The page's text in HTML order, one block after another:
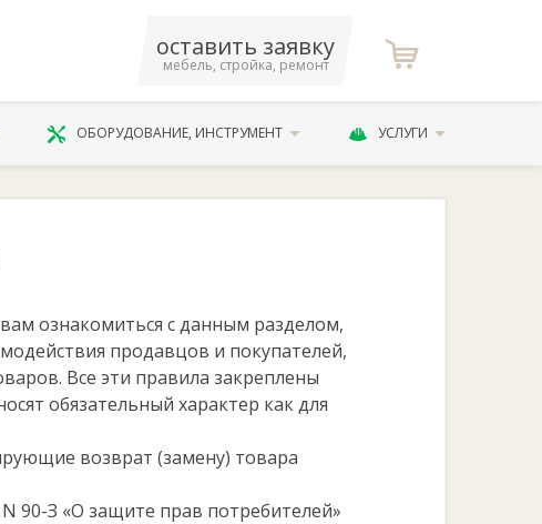
оставить заявку
мебель, стройка, ремонт
ОБОРУДОВАНИЕ, ИНСТРУМЕНТ УСЛУГИ
ознакомиться с данным разделом,
продавцов и покупателей,
Все эти правила закреплены
обязательный характер как для
возврат (замену) товара
90-З «О защите прав потребителей»